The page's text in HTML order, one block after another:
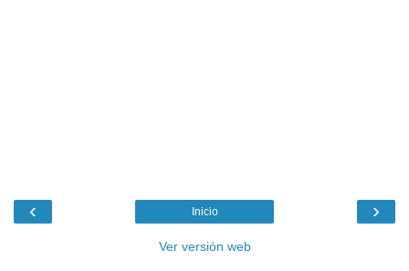
‹ ›
Inicio
Ver versión web